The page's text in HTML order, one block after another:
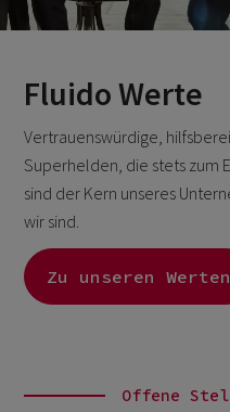
Fluido Werte
Vertrauenswürdige,
Superhelden, die stets zum
sind der Kern unseres
wir sind.
Zu unseren Werten
Offene